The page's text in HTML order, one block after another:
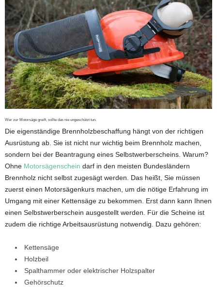
Wer zur Motorsäge greift, sollte das nie ungeschützt tun.
Die eigenständige Brennholzbeschaffung hängt von der richtigen
Ausrüstung ab. Sie ist nicht nur wichtig beim Brennholz machen,
sondern bei der Beantragung eines Selbstwerberscheins. Warum?
Ohne Motorsägenschein darf in den meisten Bundesländern
Brennholz nicht selbst zugesägt werden. Das heißt, Sie müssen
zuerst einen Motorsägenkurs machen, um die nötige Erfahrung im
Umgang mit einer Kettensäge zu bekommen. Erst dann kann Ihnen
einen Selbstwerberschein ausgestellt werden. Für die Scheine ist
zudem die richtige Arbeitsausrüstung notwendig. Dazu gehören:
Kettensäge
Holzbeil
Spalthammer oder elektrischer Holzspalter
Gehörschutz